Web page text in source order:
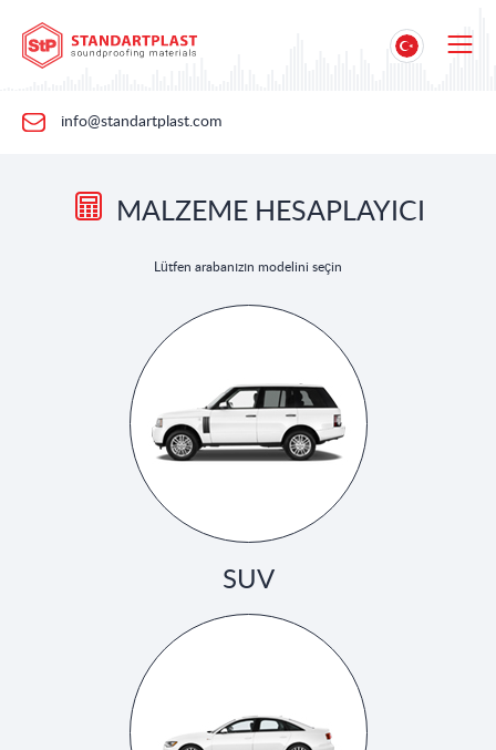
info@standartplast.com
MALZEME HESAPLAYICI
Lütfen arabanızın modelini seçin
SUV